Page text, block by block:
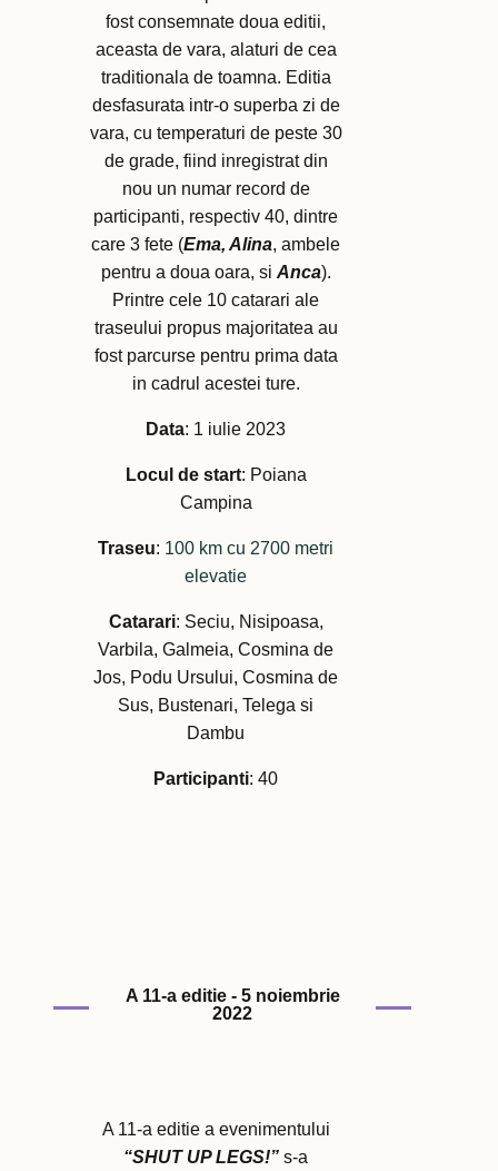
fost consemnate doua editii,
aceasta de vara, alaturi de cea
traditionala de toamna. Editia
desfasurata intr-o superba zi de
vara, cu temperaturi de peste 30
de grade, fiind inregistrat din
nou un numar record de
participanti, respectiv 40, dintre
care 3 fete (Ema, Alina, ambele
pentru a doua oara, si Anca).
Printre cele 10 catarari ale
traseului propus majoritatea au
fost parcurse pentru prima data
in cadrul acestei ture.
Data: 1 iulie 2023
Locul de start: Poiana
Campina
Traseu: 100 km cu 2700 metri
elevatie
Catarari: Seciu, Nisipoasa,
Varbila, Galmeia, Cosmina de
Jos, Podu Ursului, Cosmina de
Sus, Bustenari, Telega si
Dambu
Participanti: 40
A 11-a editie - 5 noiembrie
2022
A 11-a editie a evenimentului
“SHUT UP LEGS!” s-a